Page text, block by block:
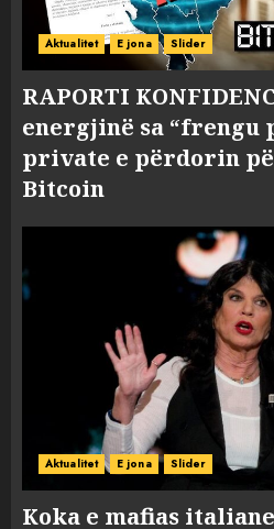
Aktualitet E jona Slider
RAPORTI
energjinë sa “frengu
private e përdorin
Bitcoin
Aktualitet E jona Slider
Koka e mafias